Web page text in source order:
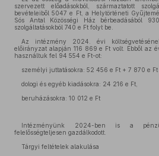
szervezett előadásokból, származtatott
bevételeiből 5047 e Ft, a Helytörténeti
Sós Antal Közösségi Ház bérbeadásából
szolgáltatásokból 740 e Ft folyt be.
Az intézmény 2024. évi
előirányzat alapján 116 869 e Ft volt. Ebből az
használtuk fel 94 554 e Ft-ot:
személyi juttatásokra: 52 456 e Ft + 7 870 e Ft
dologi és egyéb kiadásokra: 24 216 e Ft,
beruházásokra: 10 012 e Ft
Intézményünk 2024-ben is a
felelősségteljesen gazdálkodott.
Tárgyi feltételek alakulása